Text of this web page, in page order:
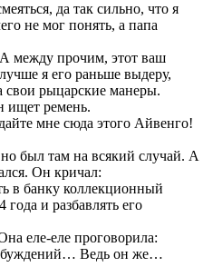
да так сильно, что я
не мог понять, а папа
между прочим, этот ваш
я его раньше выдеру,
свои рыцарские манеры.
ищет ремень.
мне сюда этого Айвенго!
был там на всякий случай. А
Он кричал:
в банку коллекционный
и разбавлять его
еле-еле проговорила:
Ведь он же…